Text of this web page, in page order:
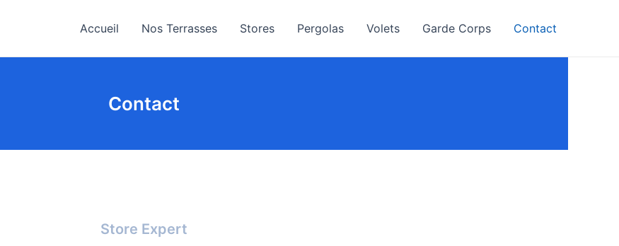
Accueil Nos Terrasses Stores Pergolas Volets Garde Corps Contact
Contact
Store Expert